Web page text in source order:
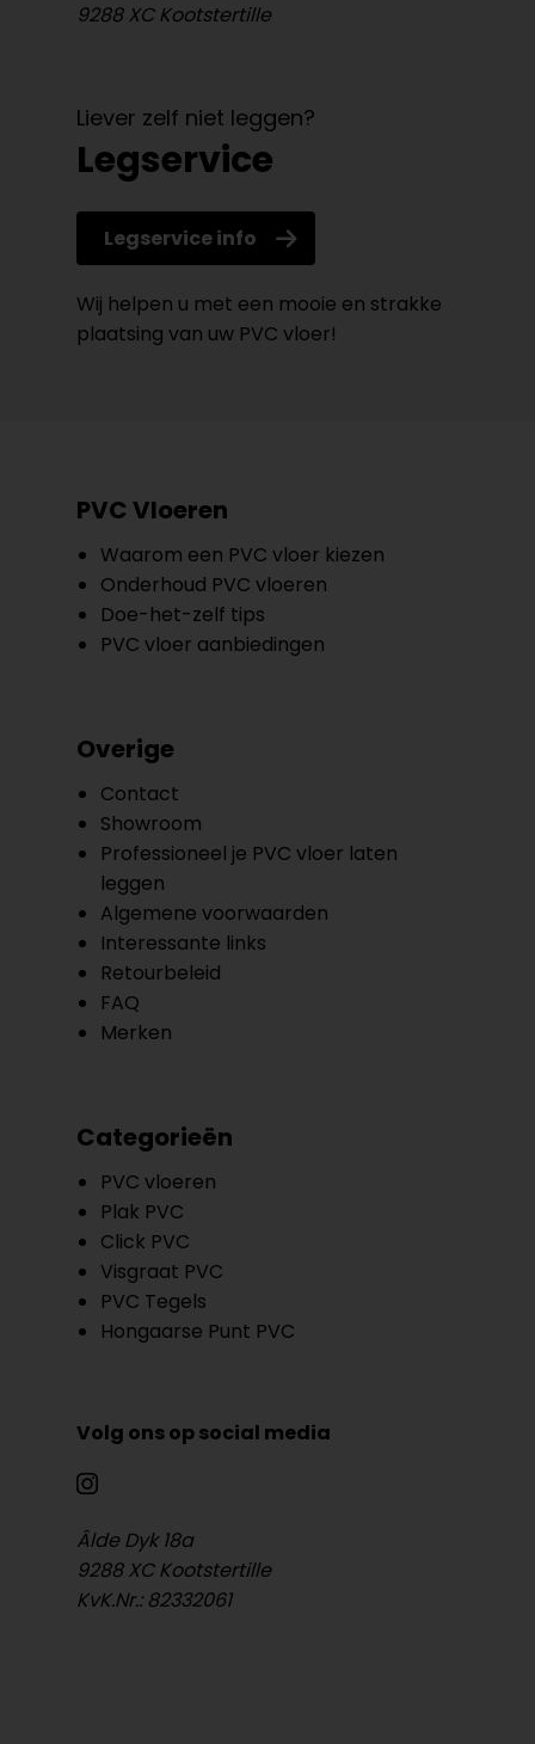
9288 XC Kootstertille
Liever zelf niet leggen?
Legservice
Legservice info
Wij helpen u met een mooie en strakke
plaatsing van uw PVC vloer!
PVC Vloeren
Waarom een PVC vloer kiezen
Onderhoud PVC vloeren
Doe-het-zelf tips
PVC vloer aanbiedingen
Overige
Contact
Showroom
Professioneel je PVC vloer laten
leggen
Algemene voorwaarden
Interessante links
Retourbeleid
FAQ
Merken
Categorieën
PVC vloeren
Plak PVC
Click PVC
Visgraat PVC
PVC Tegels
Hongaarse Punt PVC
Volg ons op social media
Âlde Dyk 18a
9288 XC Kootstertille
KvK.Nr.: 82332061